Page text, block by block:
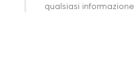
qualsiasi